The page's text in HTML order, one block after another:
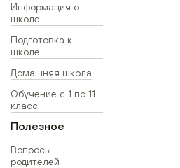
Информация о
школе
Подготовка к
школе
Домашняя школа
Обучение с 1 по 11
класс
Полезное
Вопросы
родителей